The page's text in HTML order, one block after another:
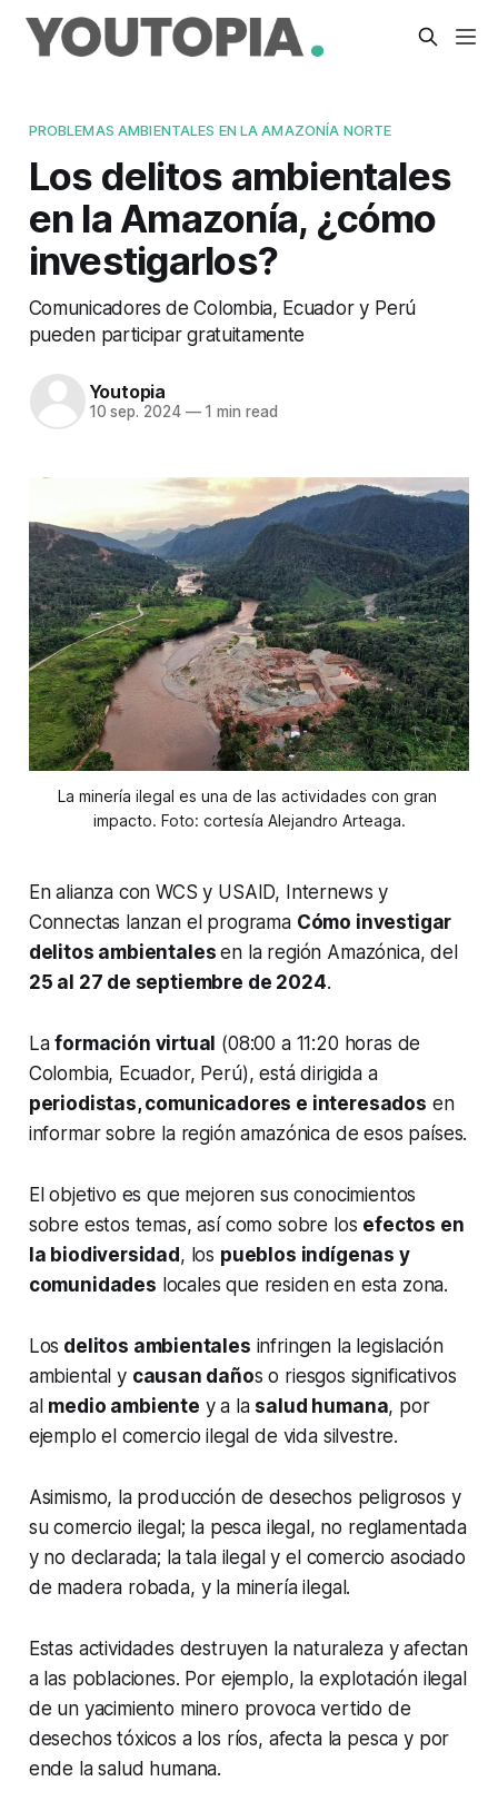
PROBLEMAS AMBIENTALES EN LA AMAZONÍA NORTE
Los delitos ambientales
en la Amazonía, ¿cómo
investigarlos?
Comunicadores de Colombia, Ecuador y Perú
pueden participar gratuitamente
Youtopia
10 sep. 2024 —1 min read
La minería ilegal es una de las actividades con gran
impacto. Foto: cortesía Alejandro Arteaga.
En alianza con WCS y USAID, Internews y
Connectas lanzan el programa Cómo investigar
delitos ambientalesen la región Amazónica, del
25 al 27 de septiembre de 2024.
Laformación virtual (08:00 a 11:20 horas de
Colombia, Ecuador, Perú), está dirigida a
periodistas, comunicadores e interesados en
informar sobre la región amazónica de esos países.
El objetivo es que mejoren sus conocimientos
sobre estos temas, así como sobre los efectos en
la biodiversidad , los pueblos indígenas y
comunidades locales que residen en esta zona.
Los delitos ambientales infringen la legislación
ambiental y causan daños o riesgos significativos
al medio ambiente y a la salud humana, por
ejemplo el comercio ilegal de vida silvestre.
Asimismo, la producción de desechos peligrosos y
su comercio ilegal; la pesca ilegal, no reglamentada
y no declarada; la tala ilegal y el comercio asociado
de madera robada, y la minería ilegal.
Estas actividades destruyen la naturaleza y afectan
a las poblaciones. Por ejemplo, la explotación ilegal
de un yacimiento minero provoca vertido de
desechos tóxicos a los ríos, afecta la pesca y por
ende la salud humana.